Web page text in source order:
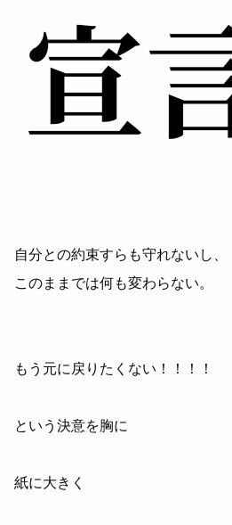
自分との約束すらも守れないし、
このままでは何も変わらない。
もう元に戻りたくない！！！！
という決意を胸に
紙に大きく